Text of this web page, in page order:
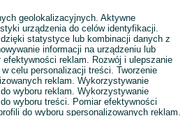
geolokalizacyjnych. Aktywne
urządzenia do celów identyfikacji.
statystyce lub kombinacji danych z
informacji na urządzeniu lub
reklam. Rozwój i ulepszanie
w celu personalizacji treści. Tworzenie
reklam. Wykorzystywanie
wyboru reklam. Wykorzystywanie
wyboru treści. Pomiar efektywności
do wyboru spersonalizowanych reklam.